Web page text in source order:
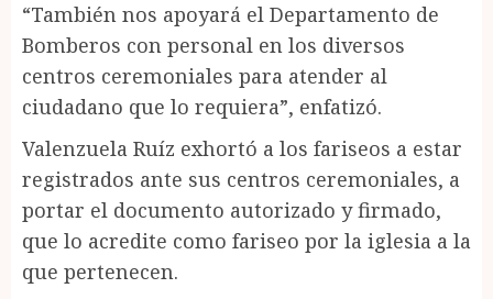
“También nos apoyará el Departamento de
Bomberos con personal en los diversos
centros ceremoniales para atender al
ciudadano que lo requiera”, enfatizó.
Valenzuela Ruíz exhortó a los fariseos a estar
registrados ante sus centros ceremoniales, a
portar el documento autorizado y firmado,
que lo acredite como fariseo por la iglesia a la
que pertenecen.